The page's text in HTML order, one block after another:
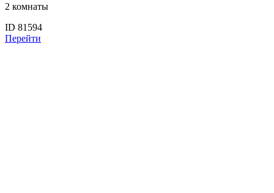
2 комнаты
ID 81594
Перейти